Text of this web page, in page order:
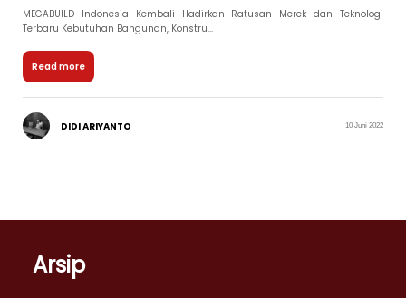
MEGABUILD Indonesia Kembali Hadirkan Ratusan Merek dan Teknologi
Terbaru Kebutuhan Bangunan, Konstru...
Read more
DIDI ARIYANTO 10 Juni 2022
Arsip